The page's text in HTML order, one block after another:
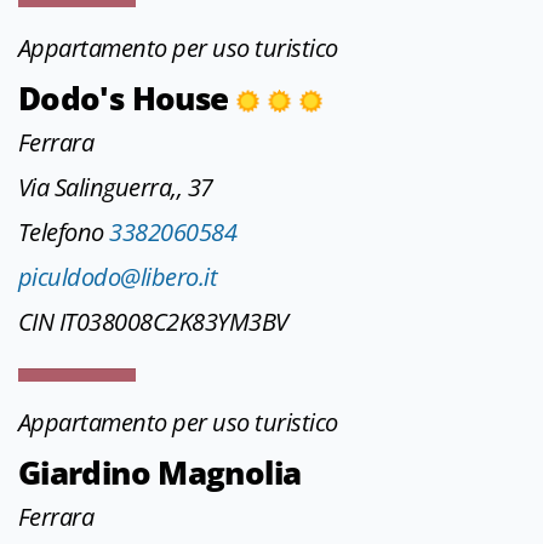
Appartamento per uso turistico
Dodo's House
Ferrara
Via Salinguerra,, 37
Telefono3382060584
piculdodo@libero.it
CIN IT038008C2K83YM3BV
Appartamento per uso turistico
Giardino Magnolia
Ferrara